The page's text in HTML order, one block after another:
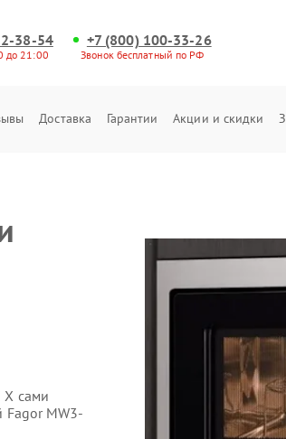
38-54
до 21:00
+7 (800) 100-33-26
Звонок бесплатный по РФ
Доставка Гарантии Акции и скидки
X сами
Fagor MW3-